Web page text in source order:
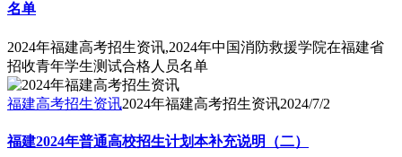
名单
2024年福建高考招生资讯,2024年中国消防救援学院在福建省
招收青年学生测试合格人员名单
福建高考招生资讯2024年福建高考招生资讯2024/7/2
福建2024年普通高校招生计划本补充说明（二）